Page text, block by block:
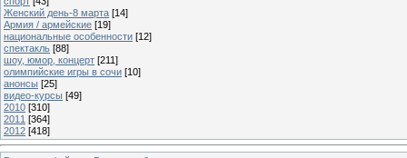
Женский день-8 марта [14]
Армия / армейские [19]
национальные особенности [12]
спектакль [88]
шоу, юмор, концерт [211]
олимпийские игры в сочи [10]
анонсы [25]
видео-курсы [49]
2010 [310]
2011 [364]
2012 [418]